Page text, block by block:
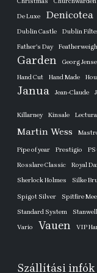
De Luxe
Denicotea
Dublin Castle
Dublin
Father's Day
Garden Georg
Hand Cut
Hand Made
Janua Jean-Claude
Killarney Kinsale Lectura
Martin Wess
Pipe of year Prestigio
Rosslare Classic
Royal
Sherlock Holmes
Silke
Spigot Silver Spitfire
Standard System
Stanwell
Vario
Vauen VIP
Szállítási infók